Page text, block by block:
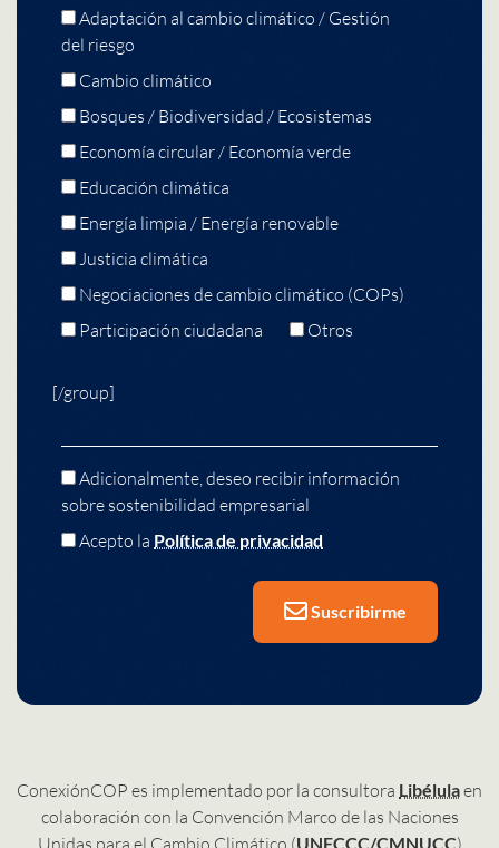
Adaptación al cambio climático / Gestión
del riesgo
Cambio climático
Bosques / Biodiversidad / Ecosistemas
Economía circular / Economía verde
Educación climática
Energía limpia / Energía renovable
Justicia climática
Negociaciones de cambio climático (COPs)
Participación ciudadana
Otros
[/group]
Adicionalmente, deseo recibir información
sobre sostenibilidad empresarial
Acepto la Política de privacidad
Suscribirme
ConexiónCOP es implementado por la consultora Libélulaen
colaboración con la Convención Marco de las Naciones
Unidas para el Cambio Climático (UNFCCC/CMNUCC)